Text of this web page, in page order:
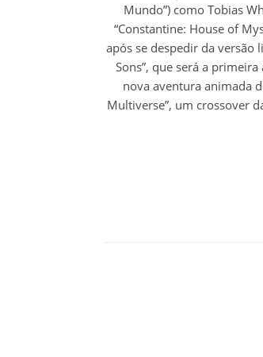
Mundo”) como Tobias
“Constantine: House of
após se despedir da versão
Sons”, que será a
nova aventura animada
Multiverse”, um crossover